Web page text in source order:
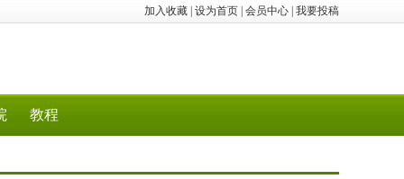
加入收藏 设为首页 会员中心 我要投稿
教程